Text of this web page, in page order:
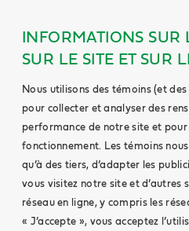
INFORMATIONS SUR
SUR LE SITE ET SUR
Nous utilisons des témoins (et
pour collecter et analyser des
performance de notre site et
fonctionnement. Les témoins
qu’à des tiers, d’adapter les
vous visitez notre site et d’autres
réseau en ligne, y compris les
« J’accepte », vous acceptez